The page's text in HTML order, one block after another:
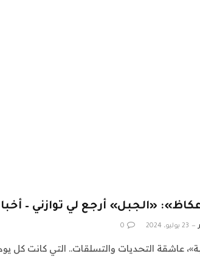
«الجبل» أرجع لي توازني –
23 يوليو، 2024 0
عاشقة التحديات والتسلقات.. التي كانت كل